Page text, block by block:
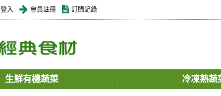
登入 會員註冊 訂購記錄
生鮮有機蔬菜 冷凍熟蔬